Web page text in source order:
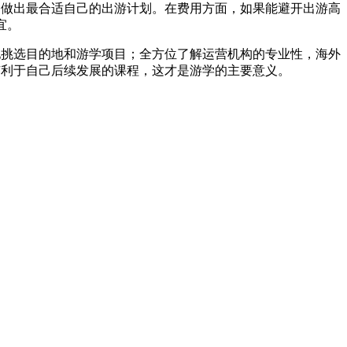
最合适自己的出游计划。在费用方面，如果能避开出游高
目的地和游学项目；全方位了解运营机构的专业性，海外
自己后续发展的课程，这才是游学的主要意义。